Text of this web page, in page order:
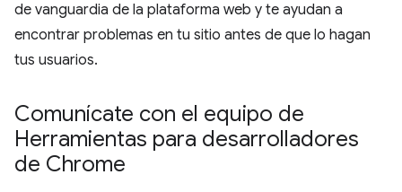
de vanguardia de la plataforma web y te ayudan a
encontrar problemas en tu sitio antes de que lo hagan
tus usuarios.
Comunícate con el equipo de
Herramientas para desarrolladores
de Chrome